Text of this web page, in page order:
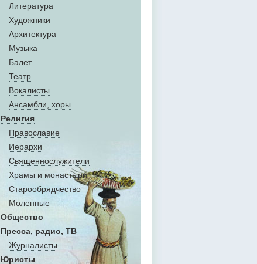
Литература
Художники
Aрхитектура
Музыка
Балет
Театр
Вокалисты
Aнсамбли, хоры
Религия
Православие
Иерархи
Священнослужители
Храмы и монастыри
Старообрядчество
Моленные
Общество
Пресса, радио, ТВ
Журналисты
Юристы